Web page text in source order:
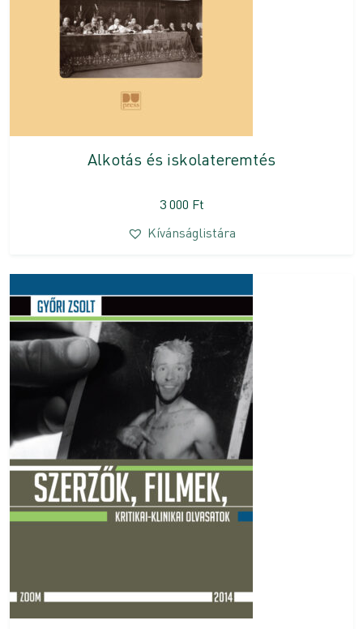
Alkotás és iskolateremtés
3 000 Ft
Kívánságlistára